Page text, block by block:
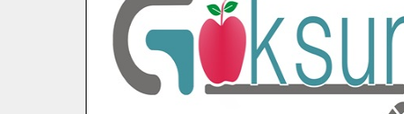
İlçe Jandarma Komutanı Karakaya’dan
Bertiz’in Yeni Köprüsünde Sona Doğru.